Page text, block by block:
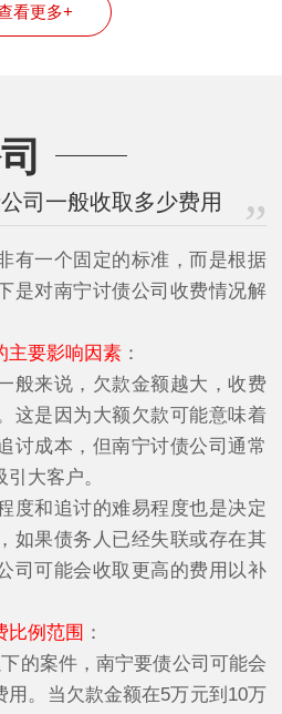
看更多+
司一般收取多少费用
有一个固定的标准，而是根据
是对南宁讨债公司收费情况解
主要影响因素 ：
般来说，欠款金额越大，收费
这是因为大额欠款可能意味着
讨成本，但南宁讨债公司通常
大客户。
度和追讨的难易程度也是决定
如果债务人已经失联或存在其
司可能会收取更高的费用以补
比例范围 ：
的案件，南宁要债公司可能会
用。当欠款金额在5万元到10万